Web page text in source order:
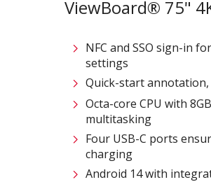
ViewBoard® 75"
NFC and SSO sign-in
settings
Quick-start
Octa-core CPU with
multitasking
Four USB-C ports
charging
Android 14 with